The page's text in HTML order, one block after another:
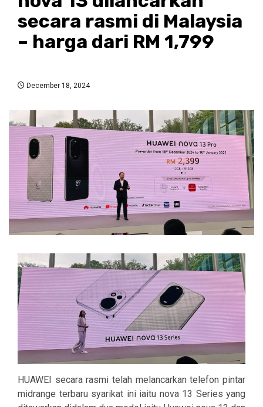
secara rasmi di Malaysia
– harga dari RM 1,799
December 18, 2024
HUAWEI secara rasmi telah melancarkan telefon pintar
midrange terbaru syarikat ini iaitu nova 13 Series yang